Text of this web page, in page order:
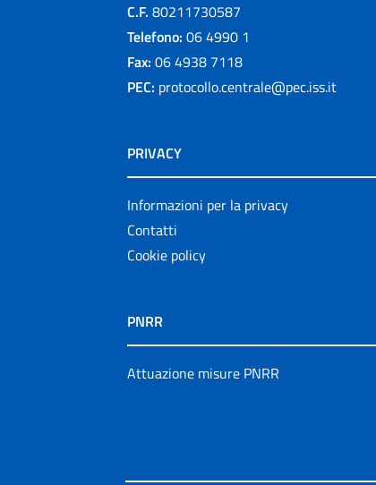
C.F. 80211730587
Telefono: 06 4990 1
Fax: 06 4938 7118
PEC: protocollo.centrale@pec.iss.it
PRIVACY
Informazioni per la privacy
Contatti
Cookie policy
PNRR
Attuazione misure PNRR